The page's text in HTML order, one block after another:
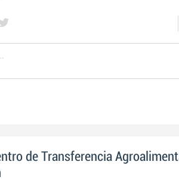
de Transferencia